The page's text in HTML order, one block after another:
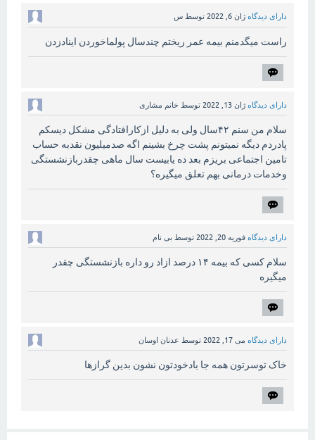
دارای دیدگاه ژان 6, 2022 توسط س
راست میگدمنم بیمه عمر ریختم چندسال پولماخوردن اینادزدن
دارای دیدگاه ژان 13, 2022 توسط خانم مشاری
سلام من سنم ۴۲سال ولی به دلیل ازکارافتادگی مشکل دیسکم
پادردم دیگه نمیتونم پشت چرخ بشینم اگه صدمیلیون نقدبه حساب
تامین اجتماعی بریزم بعد ده یابیست سال ماهی چقدربازنشستگی
وخدمات درمانی بهم تعلق میگیره؟
دارای دیدگاه فوریه 20, 2022 توسط بی نام
سلام کسی که بیمه ۱۴ درصد ازاد رو داره بازنشستگی چقدر
میگیره
دارای دیدگاه می 17, 2022 توسط عدنان اوسان
خاک توسرتون همه جا بادخودتون نشون بدین گرازها